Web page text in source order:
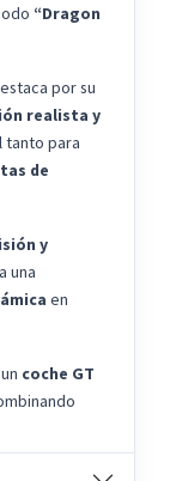
“Dragon
por su
realista y
tanto para
de
y
una
en
coche GT